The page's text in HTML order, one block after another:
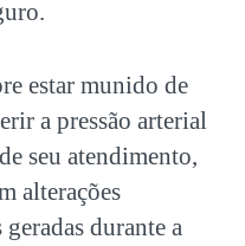
estar munido de
a pressão arterial
seu atendimento,
alterações
durante a